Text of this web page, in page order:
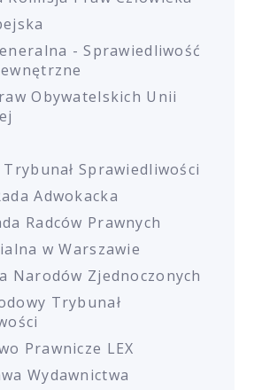
- Sprawiedliwość
Obywatelskich Unii
Sprawiedliwości
Adwokacka
Radców Prawnych
w Warszawie
Narodów Zjednoczonych
Trybunał
Prawnicze LEX
Wydawnictwa